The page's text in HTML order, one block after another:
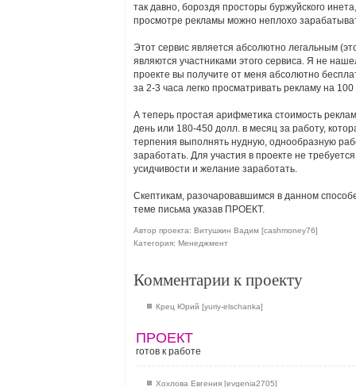
так давно, бороздя просторы буржуйского
просмотре рекламы можно неплохо
Этот сервис является абсолютно легальным
являются участниками этого сервиса. Я не
проекте вы получите от меня абсолютно
за 2-3 часа легко просматривать рекламу на 100
А теперь простая арифметика стоимость
день или 180-450 долл. в месяц за работу,
терпения выполнять нудную, однообразную
заработать. Для участия в проекте не
усидчивости и желание заработать.
Скептикам, разочаровавшимся в данном
теме письма указав ПРОЕКТ.
Автор проекта: Витушкин Вадим [cashmoney76]
Категория: Менеджмент
Комментарии к проекту
Крец Юрий [yuriy-elschanka]
ПРОЕКТ
готов к работе
Хохлова Евгения [evgenia2705]